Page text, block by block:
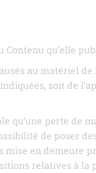
qu’elle
au matériel de
soit de
qu’une perte de
de poser
mise en demeure
relatives à la